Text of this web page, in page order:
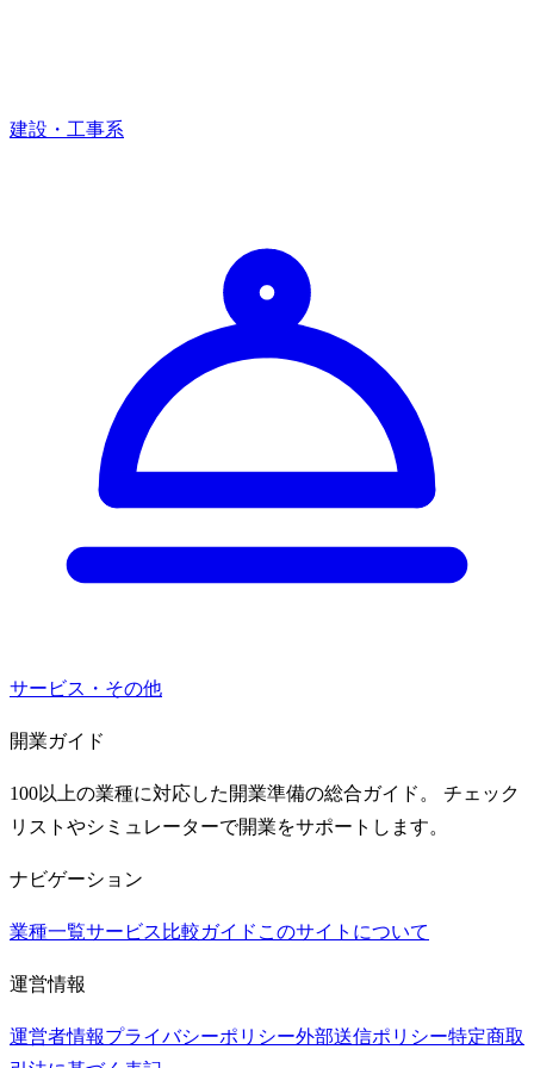
建設・工事系
サービス・その他
開業ガイド
100以上の業種に対応した開業準備の総合ガイド。 チェック
リストやシミュレーターで開業をサポートします。
ナビゲーション
業種一覧サービス比較ガイド このサイトについて
運営情報
運営者情報プライバシーポリシー外部送信ポリシー特定商取